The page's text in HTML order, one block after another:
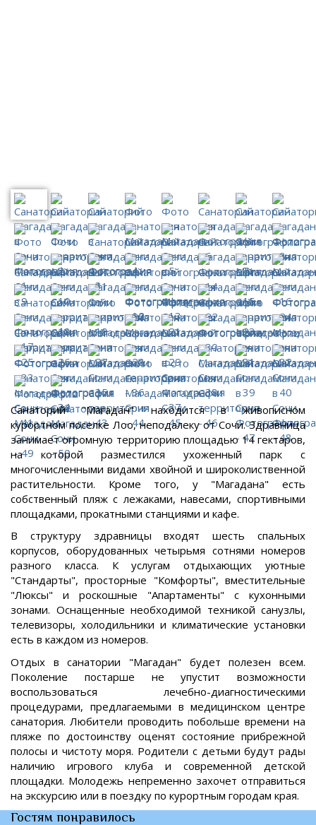
Санаторий "Магадан" находится в живописном
курортном поселке Лоо, неподалеку от Сочи. Здравница
занимает огромную территорию площадью 14 гектаров,
на которой разместился ухоженный парк с
многочисленными видами хвойной и широколиственной
растительности. Кроме того, у "Магадана" есть
собственный пляж с лежаками, навесами, спортивными
площадками, прокатными станциями и кафе.
В структуру здравницы входят шесть спальных
корпусов, оборудованных четырьмя сотнями номеров
разного класса. К услугам отдыхающих уютные
"Стандарты", просторные "Комфорты", вместительные
"Люксы" и роскошные "Апартаменты" с кухонными
зонами. Оснащенные необходимой техникой санузлы,
телевизоры, холодильники и климатические установки
есть в каждом из номеров.
Отдых в санатории "Магадан" будет полезен всем.
Поколение постарше не упустит возможности
воспользоваться лечебно-диагностическими
процедурами, предлагаемыми в медицинском центре
санатория. Любители проводить побольше времени на
пляже по достоинству оценят состояние прибрежной
полосы и чистоту моря. Родители с детьми будут рады
наличию игрового клуба и современной детской
площадки. Молодежь непременно захочет отправиться
на экскурсию или в поездку по курортным городам края.
Гостям понравилось